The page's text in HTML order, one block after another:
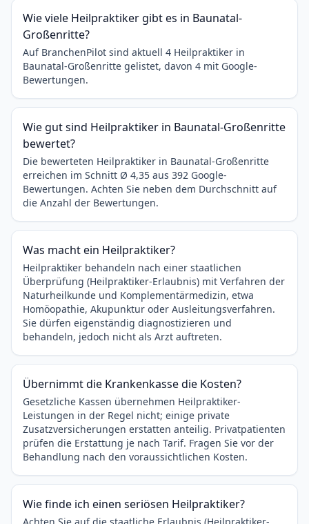
Wie viele Heilpraktiker gibt es in Baunatal-
Großenritte?
Auf BranchenPilot sind aktuell 4 Heilpraktiker in
Baunatal-Großenritte gelistet, davon 4 mit Google-
Bewertungen.
Wie gut sind Heilpraktiker in Baunatal-Großenritte
bewertet?
Die bewerteten Heilpraktiker in Baunatal-Großenritte
erreichen im Schnitt Ø 4,35 aus 392 Google-
Bewertungen. Achten Sie neben dem Durchschnitt auf
die Anzahl der Bewertungen.
Was macht ein Heilpraktiker?
Heilpraktiker behandeln nach einer staatlichen
Überprüfung (Heilpraktiker-Erlaubnis) mit Verfahren der
Naturheilkunde und Komplementärmedizin, etwa
Homöopathie, Akupunktur oder Ausleitungsverfahren.
Sie dürfen eigenständig diagnostizieren und
behandeln, jedoch nicht als Arzt auftreten.
Übernimmt die Krankenkasse die Kosten?
Gesetzliche Kassen übernehmen Heilpraktiker-
Leistungen in der Regel nicht; einige private
Zusatzversicherungen erstatten anteilig. Privatpatienten
prüfen die Erstattung je nach Tarif. Fragen Sie vor der
Behandlung nach den voraussichtlichen Kosten.
Wie finde ich einen seriösen Heilpraktiker?